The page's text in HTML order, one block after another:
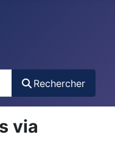
Rechercher
via